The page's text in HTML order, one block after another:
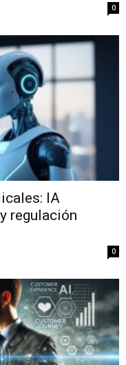
0
IA
regulación
0